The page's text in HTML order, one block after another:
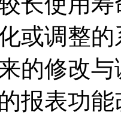
或调整
的修改
报表功